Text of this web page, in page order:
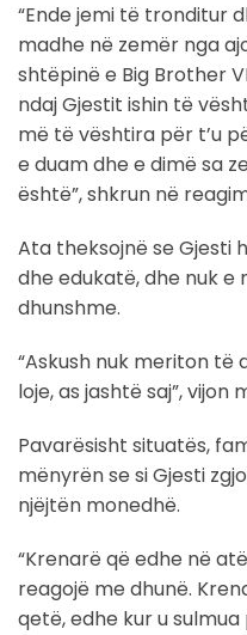
“Ende jemi të tronditur
madhe në zemër nga
shtëpinë e Big Brother
ndaj Gjestit ishin të
më të vështira për t’u
e duam dhe e dimë sa
është”, shkrun në
Ata theksojnë se Gjesti
dhe edukatë, dhe nuk
dhunshme.
“Askush nuk meriton të
loje, as jashtë saj”, vijon
Pavarësisht situatës,
mënyrën se si Gjesti
njëjtën monedhë.
“Krenarë që edhe në
reagojë me dhunë.
qetë, edhe kur u sulmua